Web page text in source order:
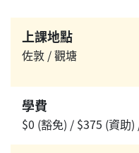
上課地點
佐敦 / 觀塘
學費
$0 (豁免) / $375 (資助